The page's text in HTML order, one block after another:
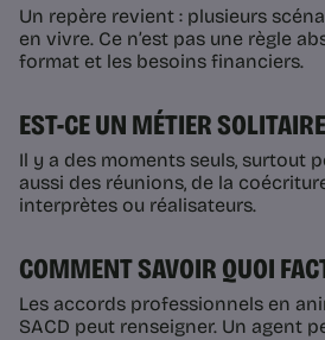
Un repère revient : plusieurs
en vivre. Ce n’est pas une règle
format et les besoins financiers.
EST-CE UN MÉTIER
Il y a des moments seuls, surtout
aussi des réunions, de la
interprètes ou réalisateurs.
COMMENT SAVOIR QUOI
Les accords professionnels en
SACD peut renseigner. Un agent